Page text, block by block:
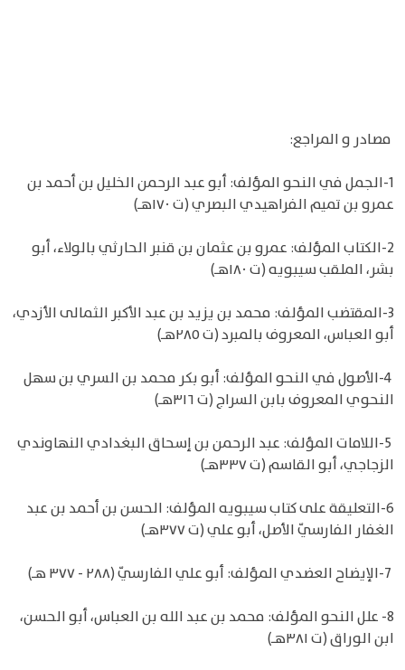
مصادر و المراجع:
1-الجمل في النحو المؤلف: أبو عبد الرحمن الخليل بن أحمد بن
عمرو بن تميم الفراهيدي البصري (ت ١٧٠هـ)
2-الكتاب المؤلف: عمرو بن عثمان بن قنبر الحارثي بالولاء، أبو
بشر، الملقب سيبويه (ت ١٨٠هـ)
3-المقتضب المؤلف: محمد بن يزيد بن عبد الأكبر الثمالى الأزدي،
أبو العباس، المعروف بالمبرد (ت ٢٨٥هـ)
4-الأصول في النحو المؤلف: أبو بكر محمد بن السري بن سهل
النحوي المعروف بابن السراج (ت ٣١٦هـ)
5-اللامات المؤلف: عبد الرحمن بن إسحاق البغدادي النهاوندي
الزجاجي، أبو القاسم (ت ٣٣٧هـ)
6-التعليقة على كتاب سيبويه المؤلف: الحسن بن أحمد بن عبد
الغفار الفارسيّ الأصل، أبو علي (ت ٣٧٧هـ)
8- علل النحو المؤلف: محمد بن عبد الله بن العباس، أبو الحسن،
ابن الوراق (ت ٣٨١هـ)